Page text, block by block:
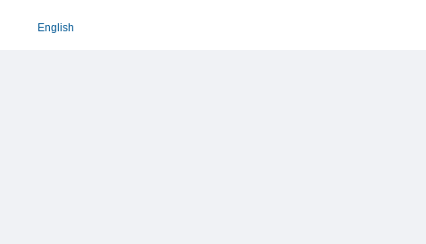
English